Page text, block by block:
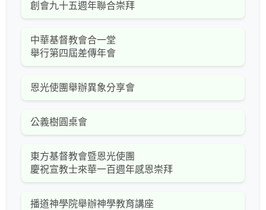
創會九十五週年聯合崇拜
中華基督教會合一堂
舉行第四屆差傳年會
恩光使團舉辦異象分享會
公義樹圓桌會
東方基督教會暨恩光使團
慶祝宣教士來華一百週年感恩崇拜
播道神學院舉辦神學教育講座